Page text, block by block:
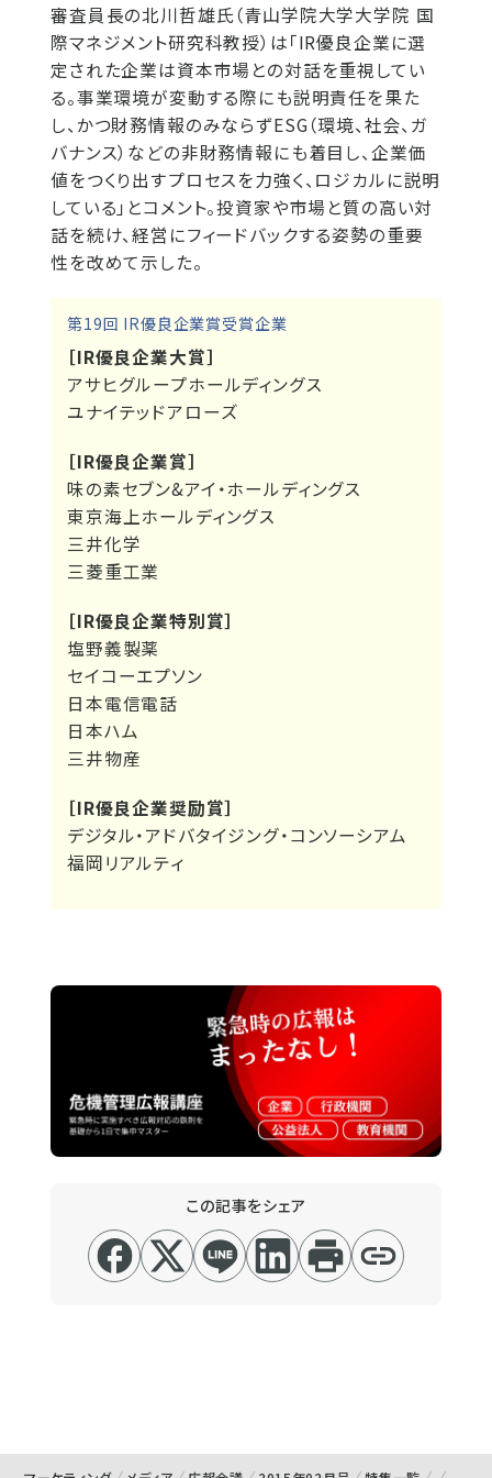
審査員長の北川哲雄氏（青山学院大学大学院 国
際マネジメント研究科教授）は「IR優良企業に選
定された企業は資本市場との対話を重視してい
る。事業環境が変動する際にも説明責任を果た
し、かつ財務情報のみならずESG（環境、社会、ガ
バナンス）などの非財務情報にも着目し、企業価
値をつくり出すプロセスを力強く、ロジカルに説明
している」とコメント。投資家や市場と質の高い対
話を続け、経営にフィードバックする姿勢の重要
性を改めて示した。
第19回 IR優良企業賞受賞企業
［IR優良企業大賞］
アサヒグループホールディングス
ユナイテッドアローズ
［IR優良企業賞］
味の素セブン&アイ・ホールディングス
東京海上ホールディングス
三井化学
三菱重工業
［IR優良企業特別賞］
塩野義製薬
セイコーエプソン
日本電信電話
日本ハム
三井物産
［IR優良企業奨励賞］
デジタル・アドバタイジング・コンソーシアム
福岡リアルティ
この記事をシェア